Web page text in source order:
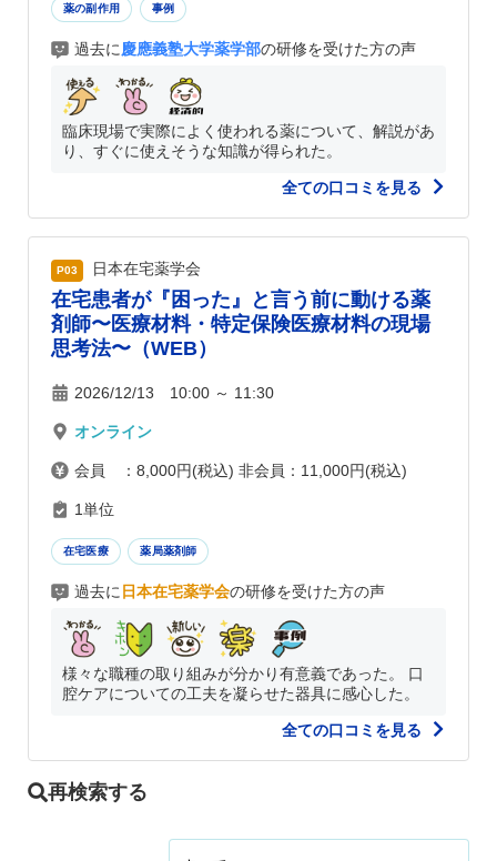
薬の副作用 事例
過去に慶應義塾大学薬学部の研修を受けた方の声
臨床現場で実際によく使われる薬について、解説があ
り、すぐに使えそうな知識が得られた。
全ての口コミを見る
P03 日本在宅薬学会
在宅患者が『困った』と言う前に動ける薬
剤師〜医療材料・特定保険医療材料の現場
思考法〜（WEB）
2026/12/13 10:00 ～ 11:30
オンライン
会員 ：8,000円(税込) 非会員：11,000円(税込)
1単位
在宅医療 薬局薬剤師
過去に 日本在宅薬学会の研修を受けた方の声
様々な職種の取り組みが分かり有意義であった。 口
腔ケアについての工夫を凝らせた器具に感心した。
全ての口コミを見る
再検索する